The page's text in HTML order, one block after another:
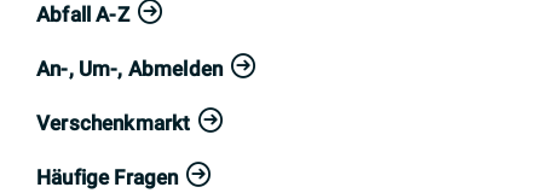
Abfall A-Z
An-, Um-, Abmelden
Verschenkmarkt
Häufige Fragen